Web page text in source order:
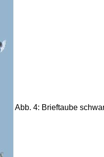
Abb. 4: Brieftaube